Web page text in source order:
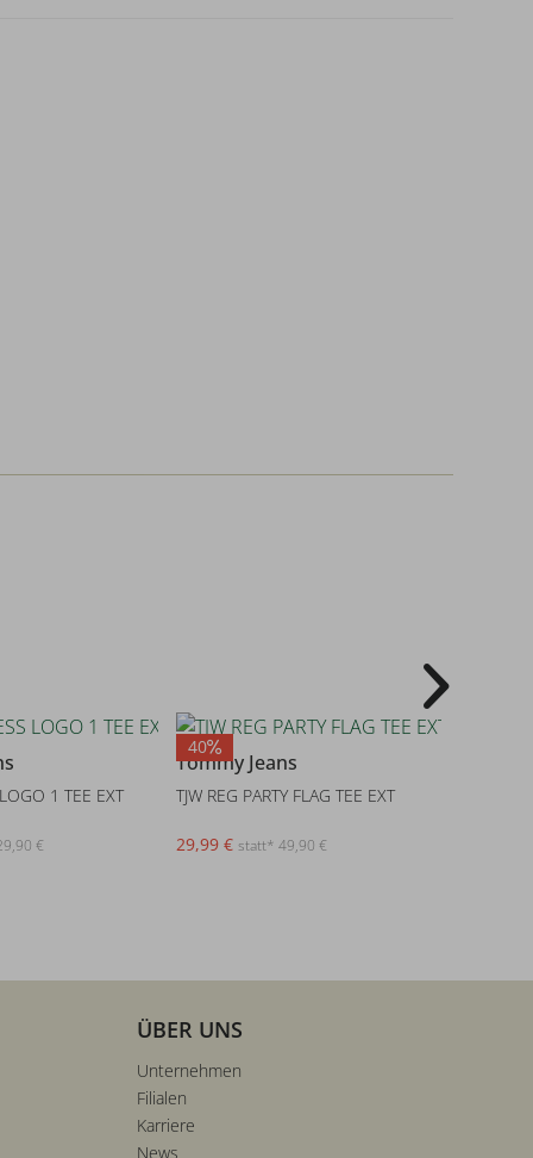
LOGO 1 TEE EXT
€
40
Tommy Jeans
TJW REG PARTY FLAG TEE EXT
29,99 € statt* 49,90 €
ÜBER UNS
Unternehmen
Filialen
Karriere
News